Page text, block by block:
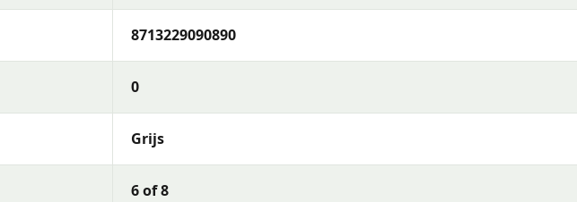
nodig?
sierkussen Panama grey 60x60 cm
met ons op via telefoon, e-mail of WhatsApp. Ons team van tuinmeubelexperts helpt
past bij jouw terras en wensen.
tuinkussens met uitstekende kleurechtheid en comfort. De collectie
8713229090890
0
Grijs
6 of 8